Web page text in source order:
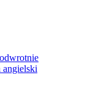
angielski